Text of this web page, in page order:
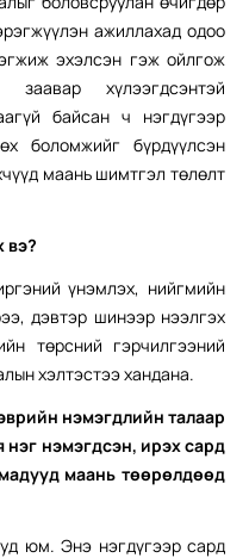
ажиллахад одоо
эхэлсэн гэж ойлгож
хүлээгдсэнтэй
байсан ч нэгдүгээр
боломжийг бүрдүүлсэн
маань шимтгэл төлөлт
вэ?
үнэмлэх, нийгмийн
дэвтэр шинээр нээлгэх
төрсний гэрчилгээний
хэлтэстээ хандана.
нэмэгдлийн талаар
нэг нэмэгдсэн, ирэх сард
маань төөрөлдөөд
юм. Энэ нэгдүгээр сард